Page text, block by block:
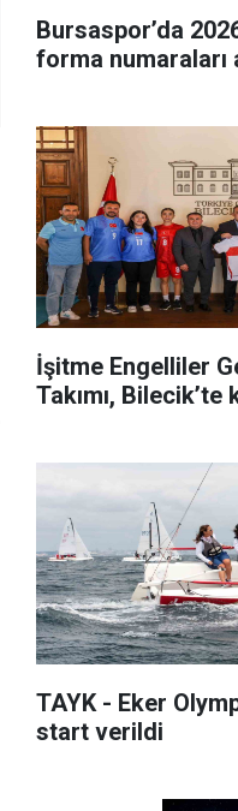
Bursaspor’da
forma numaraları
İşitme Engelliler
Takımı,
TAYK - Eker
start verildi